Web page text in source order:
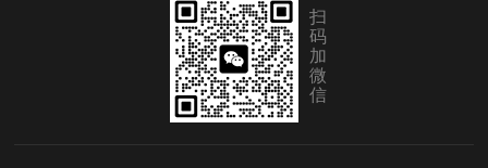
扫
码
加
微
信